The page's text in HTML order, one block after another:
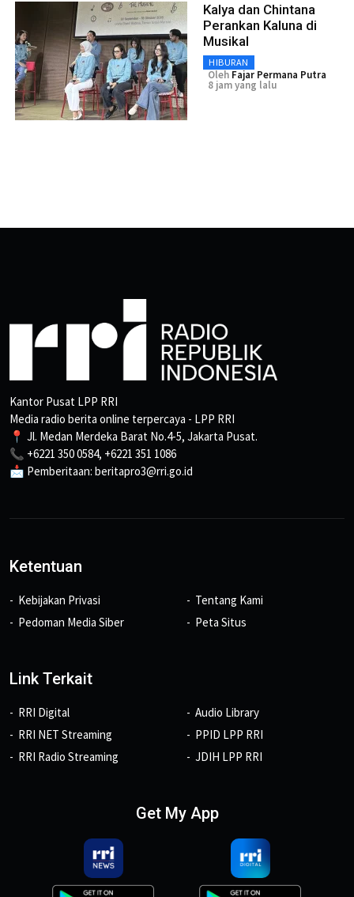
Kalya dan Chintana
Perankan Kaluna di
Musikal
HIBURAN
Oleh Fajar Permana Putra
8 jam yang lalu
Kantor Pusat LPP RRI
Media radio berita online terpercaya - LPP RRI
📍 Jl. Medan Merdeka Barat No.4-5, Jakarta Pusat.
📞 +6221 350 0584, +6221 351 1086
📩 Pemberitaan: beritapro3@rri.go.id
Ketentuan
Kebijakan Privasi
Pedoman Media Siber
Tentang Kami
Peta Situs
Link Terkait
RRI Digital
RRI NET Streaming
RRI Radio Streaming
Audio Library
PPID LPP RRI
JDIH LPP RRI
Get My App